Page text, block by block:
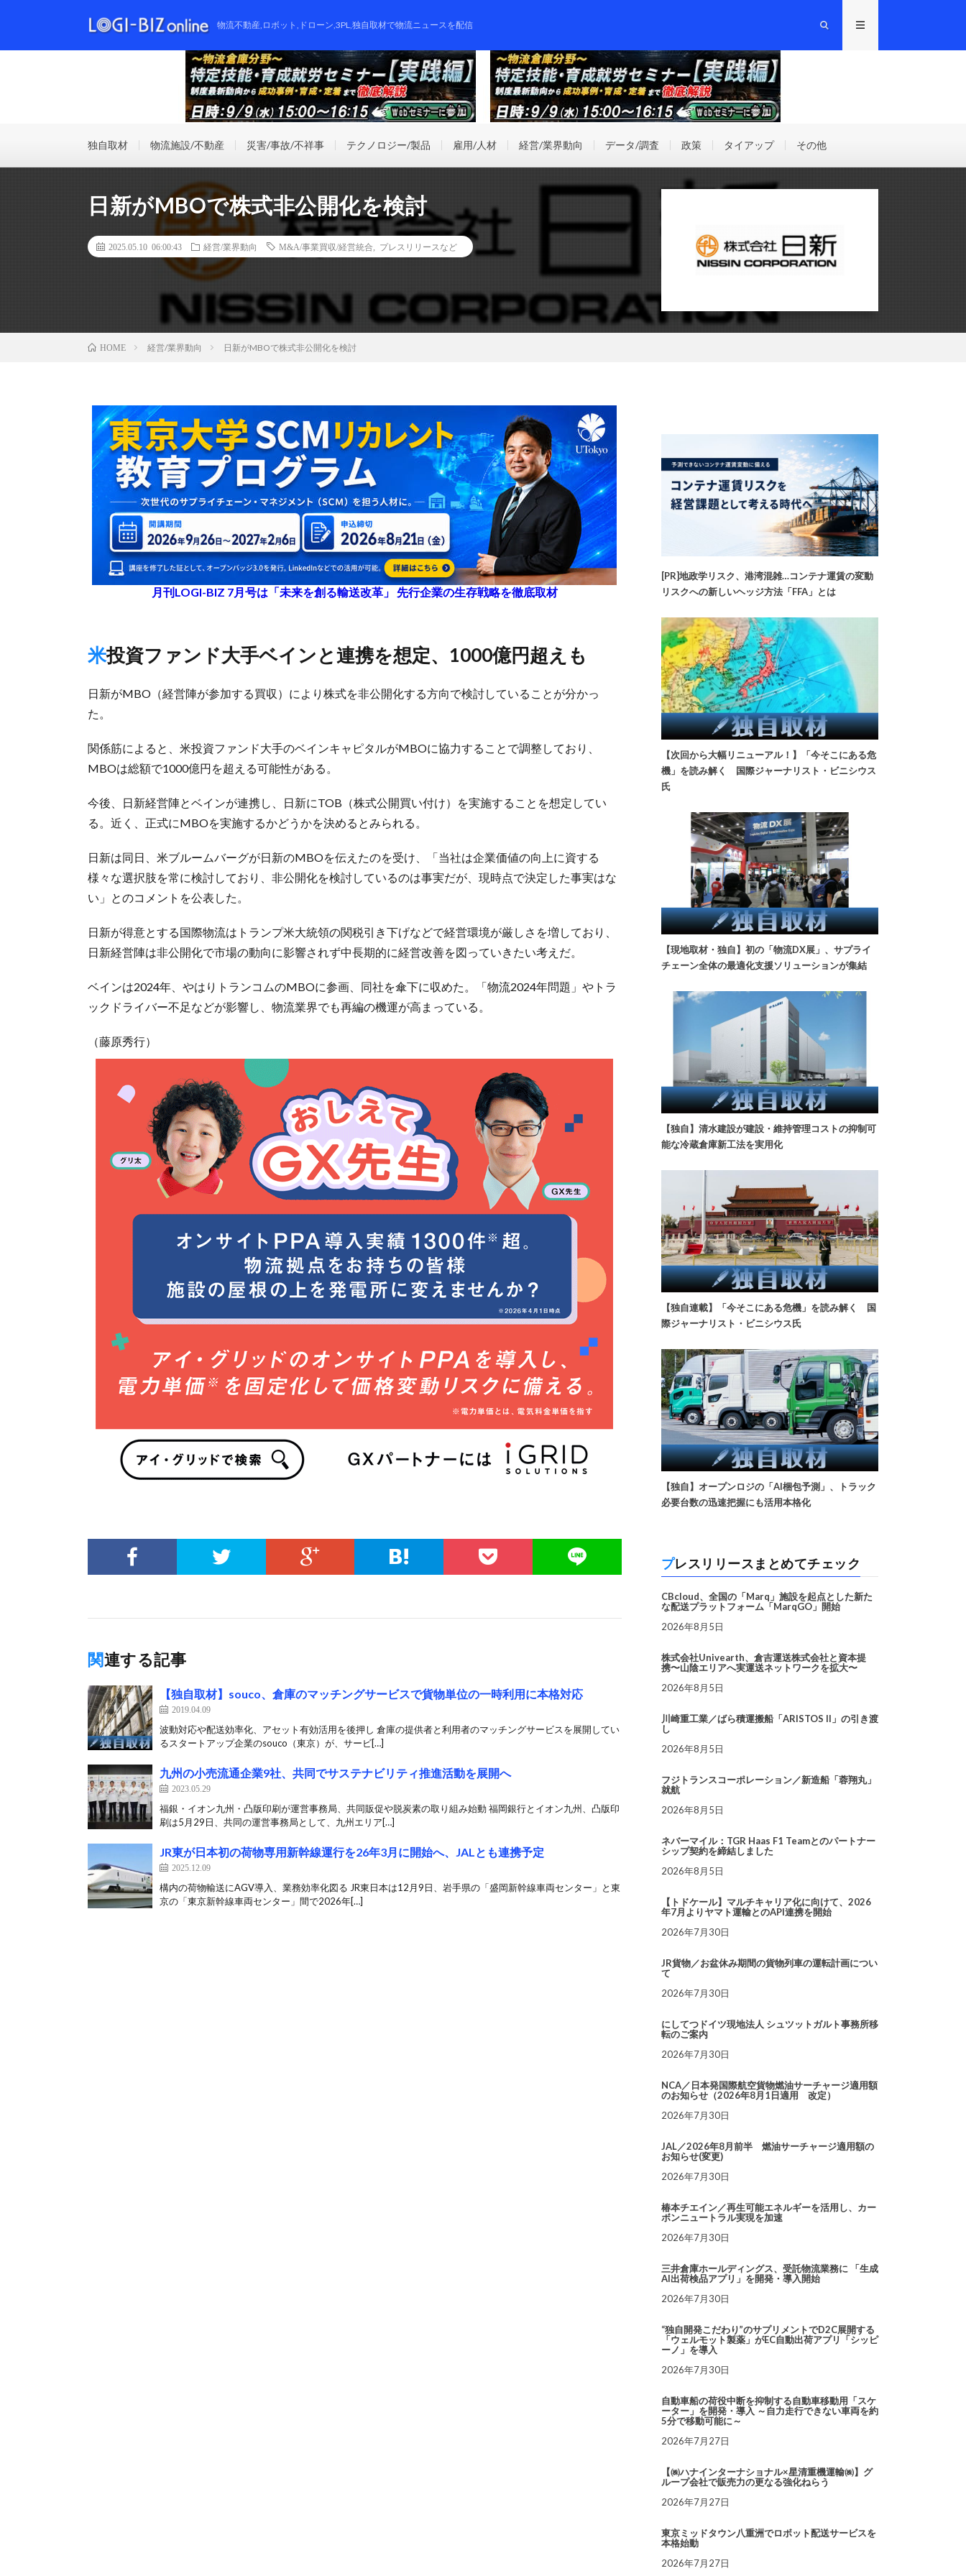
物流不動産,ロボット,ドローン,3PL,独自取材で物流ニュースを配信
独自取材 物流施設/不動産 災害/事故/不祥事 テクノロジー/製品 雇用/人材 経営/業界動向 データ/調査 政策 タイアップ その他
日新がMBOで株式非公開化を検討
2025.05.10 06:00:43 経営/業界動向 M&A/事業買収/経営統合 プレスリリースなど
HOME 経営/業界動向 日新がMBOで株式非公開化を検討
月刊LOGI-BIZ 7月号は「未来を創る輸送改革」 先行企業の生存戦略を徹底取材
米投資ファンド大手ベインと連携を想定、1000億円超えも
日新がMBO（経営陣が参加する買収）により株式を非公開化する方向で検討していることが分かっ
た。
関係筋によると、米投資ファンド大手のベインキャピタルがMBOに協力することで調整しており、
MBOは総額で1000億円を超える可能性がある。
今後、日新経営陣とベインが連携し、日新にTOB（株式公開買い付け）を実施することを想定してい
る。近く、正式にMBOを実施するかどうかを決めるとみられる。
日新は同日、米ブルームバーグが日新のMBOを伝えたのを受け、「当社は企業価値の向上に資する
様々な選択肢を常に検討しており、非公開化を検討しているのは事実だが、現時点で決定した事実はな
い」とのコメントを公表した。
日新が得意とする国際物流はトランプ米大統領の関税引き下げなどで経営環境が厳しさを増しており、
日新経営陣は非公開化で市場の動向に影響されず中長期的に経営改善を図っていきたい考えだ。
ベインは2024年、やはりトランコムのMBOに参画、同社を傘下に収めた。「物流2024年問題」やトラ
ックドライバー不足などが影響し、物流業界でも再編の機運が高まっている。
（藤原秀行）
関連する記事
【独自取材】souco、倉庫のマッチングサービスで貨物単位の一時利用に本格対応
2019.04.09
波動対応や配送効率化、アセット有効活用を後押し 倉庫の提供者と利用者のマッチングサービスを展開してい
るスタートアップ企業のsouco（東京）が、サービ[…]
九州の小売流通企業9社、共同でサステナビリティ推進活動を展開へ
2023.05.29
福銀・イオン九州・凸版印刷が運営事務局、共同販促や脱炭素の取り組み始動 福岡銀行とイオン九州、凸版印
刷は5月29日、共同の運営事務局として、九州エリア[…]
JR東が日本初の荷物専用新幹線運行を26年3月に開始へ、JALとも連携予定
2025.12.09
構内の荷物輸送にAGV導入、業務効率化図る JR東日本は12月9日、岩手県の「盛岡新幹線車両センター」と東
京の「東京新幹線車両センター」間で2026年[…]
[PR]地政学リスク、港湾混雑…コンテナ運賃の変動
リスクへの新しいヘッジ方法「FFA」とは
【次回から大幅リニューアル！】「今そこにある危
機」を読み解く 国際ジャーナリスト・ビニシウス
氏
【現地取材・独自】初の「物流DX展」、サプライ
チェーン全体の最適化支援ソリューションが集結
【独自】清水建設が建設・維持管理コストの抑制可
能な冷蔵倉庫新工法を実用化
【独自連載】「今そこにある危機」を読み解く 国
際ジャーナリスト・ビニシウス氏
【独自】オープンロジの「AI梱包予測」、トラック
必要台数の迅速把握にも活用本格化
プレスリリースまとめてチェック
CBcloud、全国の「Marq」施設を起点とした新た
な配送プラットフォーム「MarqGO」開始
2026年8月5日
株式会社Univearth、倉吉運送株式会社と資本提
携〜山陰エリアへ実運送ネットワークを拡大〜
2026年8月5日
川崎重工業／ばら積運搬船「ARISTOS II」の引き渡
し
2026年8月5日
フジトランスコーポレーション／新造船「蓉翔丸」
就航
2026年8月5日
ネバーマイル：TGR Haas F1 Teamとのパートナー
シップ契約を締結しました
2026年8月5日
【トドケール】マルチキャリア化に向けて、2026
年7月よりヤマト運輸とのAPI連携を開始
2026年7月30日
JR貨物／お盆休み期間の貨物列車の運転計画につい
て
2026年7月30日
にしてつドイツ現地法人 シュツットガルト事務所移
転のご案内
2026年7月30日
NCA／日本発国際航空貨物燃油サーチャージ適用額
のお知らせ（2026年8月1日適用 改定）
2026年7月30日
JAL／2026年8月前半 燃油サーチャージ適用額の
お知らせ(変更)
2026年7月30日
椿本チエイン／再生可能エネルギーを活用し、カー
ボンニュートラル実現を加速
2026年7月30日
三井倉庫ホールディングス、受託物流業務に 「生成
AI出荷検品アプリ」を開発・導入開始
2026年7月30日
“独自開発こだわり”のサプリメントでD2C展開する
「ウェルモット製薬」がEC自動出荷アプリ「シッピ
ーノ」を導入
2026年7月30日
自動車船の荷役中断を抑制する自動車移動用「スケ
ーター」を開発・導入 ～自力走行できない車両を約
5分で移動可能に～
2026年7月27日
【㈱ハナインターナショナル×星清重機運輸㈱】グ
ループ会社で販売力の更なる強化ねらう
2026年7月27日
東京ミッドタウン八重洲でロボット配送サービスを
本格始動
2026年7月27日